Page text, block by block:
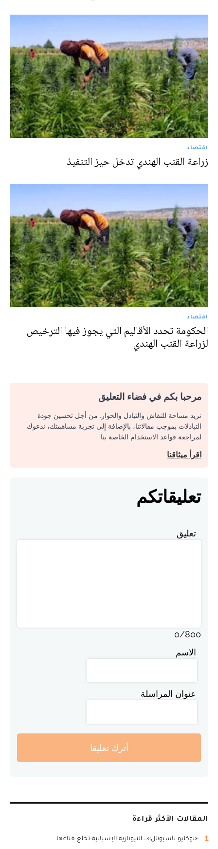
اقتصاد
زراعة القنب الهندي تدخل حيز التنفيذ
اقتصاد
الحكومة تحدد الأقاليم التي يجوز فيها الترخيص
لزراعة القنب الهندي
مرحبا بكم في فضاء التعليق
نريد مساحة للنقاش والتبادل والحوار. من أجل تحسين جودة
التبادلات بموجب مقالاتنا، بالإضافة إلى تجربة مساهمتك، ندعوك
لمراجعة قواعد الاستخدام الخاصة بنا.
اقرأ ميثاقنا
تعليقاتكم
تعليق
0/800
الاسم
عنوان المراسلة
أترك تعليقا
المقالات الأكثر قراءة
1 «نوكليو ناسيونال».. النيونازية الإسبانية تخلع قناعها